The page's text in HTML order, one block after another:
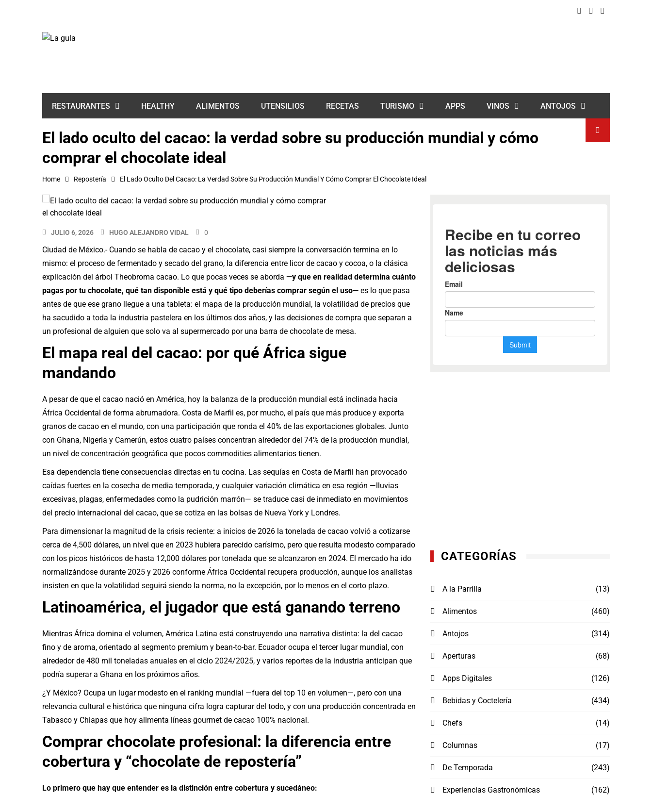
RESTAURANTES HEALTHY ALIMENTOS UTENSILIOS RECETAS TURISMO APPS VINOS ANTOJOS
El lado oculto del cacao: la verdad sobre su producción mundial y cómo
comprar el chocolate ideal
Home Repostería El Lado Oculto Del Cacao: La Verdad Sobre Su Producción Mundial Y Cómo Comprar El Chocolate Ideal
JULIO 6, 2026 HUGO ALEJANDRO VIDAL 0
Ciudad de México.- Cuando se habla de cacao y el chocolate, casi siempre la conversación termina en lo
mismo: el proceso de fermentado y secado del grano, la diferencia entre licor de cacao y cocoa, o la clásica
explicación del árbol Theobroma cacao. Lo que pocas veces se aborda —y que en realidad determina cuánto
pagas por tu chocolate, qué tan disponible está y qué tipo deberías comprar según el uso— es lo que pasa
antes de que ese grano llegue a una tableta: el mapa de la producción mundial, la volatilidad de precios que
ha sacudido a toda la industria pastelera en los últimos dos años, y las decisiones de compra que separan a
un profesional de alguien que solo va al supermercado por una barra de chocolate de mesa.
El mapa real del cacao: por qué África sigue
mandando
A pesar de que el cacao nació en América, hoy la balanza de la producción mundial está inclinada hacia
África Occidental de forma abrumadora. Costa de Marfil es, por mucho, el país que más produce y exporta
granos de cacao en el mundo, con una participación que ronda el 40% de las exportaciones globales. Junto
con Ghana, Nigeria y Camerún, estos cuatro países concentran alrededor del 74% de la producción mundial,
un nivel de concentración geográfica que pocos commodities alimentarios tienen.
Esa dependencia tiene consecuencias directas en tu cocina. Las sequías en Costa de Marfil han provocado
caídas fuertes en la cosecha de media temporada, y cualquier variación climática en esa región —lluvias
excesivas, plagas, enfermedades como la pudrición marrón— se traduce casi de inmediato en movimientos
del precio internacional del cacao, que se cotiza en las bolsas de Nueva York y Londres.
Para dimensionar la magnitud de la crisis reciente: a inicios de 2026 la tonelada de cacao volvió a cotizarse
cerca de 4,500 dólares, un nivel que en 2023 hubiera parecido carísimo, pero que resulta modesto comparado
con los picos históricos de hasta 12,000 dólares por tonelada que se alcanzaron en 2024. El mercado ha ido
normalizándose durante 2025 y 2026 conforme África Occidental recupera producción, aunque los analistas
insisten en que la volatilidad seguirá siendo la norma, no la excepción, por lo menos en el corto plazo.
Latinoamérica, el jugador que está ganando terreno
Mientras África domina el volumen, América Latina está construyendo una narrativa distinta: la del cacao
fino y de aroma, orientado al segmento premium y bean-to-bar. Ecuador ocupa el tercer lugar mundial, con
alrededor de 480 mil toneladas anuales en el ciclo 2024/2025, y varios reportes de la industria anticipan que
podría superar a Ghana en los próximos años.
¿Y México? Ocupa un lugar modesto en el ranking mundial —fuera del top 10 en volumen—, pero con una
relevancia cultural e histórica que ninguna cifra logra capturar del todo, y con una producción concentrada en
Tabasco y Chiapas que hoy alimenta líneas gourmet de cacao 100% nacional.
Comprar chocolate profesional: la diferencia entre
cobertura y “chocolate de repostería”
Lo primero que hay que entender es la distinción entre cobertura y sucedáneo:
CATEGORÍAS
A la Parrilla (13)
Alimentos (460)
Antojos (314)
Aperturas (68)
Apps Digitales (126)
Bebidas y Coctelería (434)
Chefs (14)
Columnas (17)
De Temporada (243)
Experiencias Gastronómicas (162)